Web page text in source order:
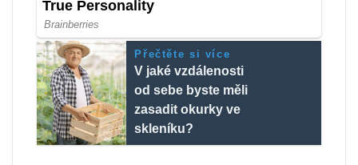
Přečtěte si více
V jaké vzdálenosti
od sebe byste měli
zasadit okurky ve
skleníku?